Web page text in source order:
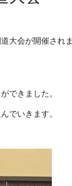
大会が開催されま
できました。
でいきます。